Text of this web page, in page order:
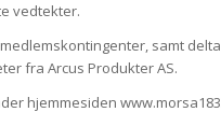
vedtekter.
samt
fra Arcus Produkter AS.
hjemmesiden